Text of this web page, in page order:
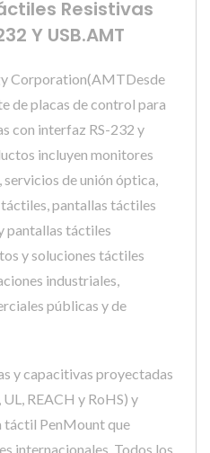
Resistivas
Y USB.AMT
Corporation(AMTDesde
de placas de control para
con interfaz RS-232 y
incluyen monitores
de unión óptica,
pantallas táctiles
pantallas táctiles
y soluciones táctiles
industriales,
públicas y de
y capacitivas proyectadas
REACH y RoHS) y
táctil PenMount que
internacionales. Todos los